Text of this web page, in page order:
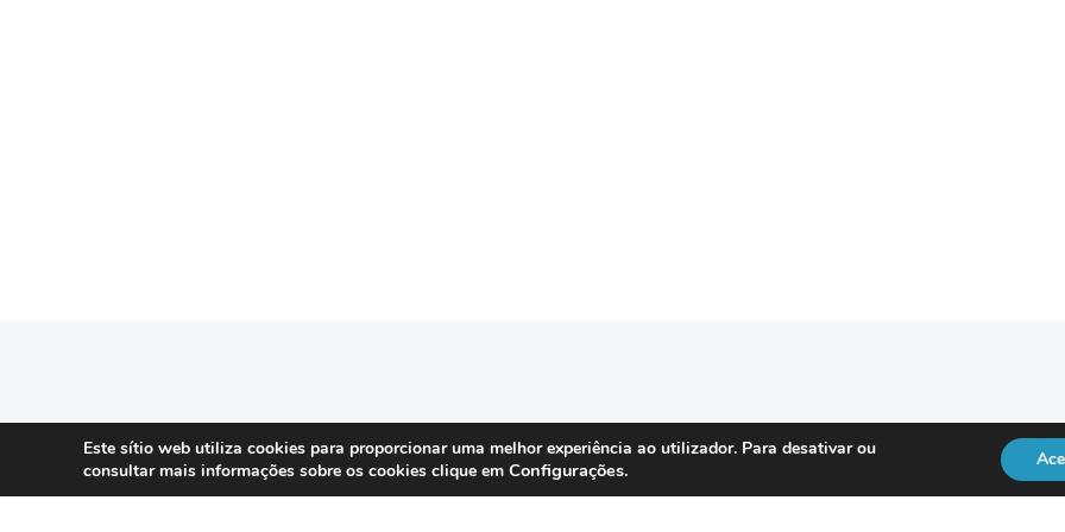
SERVIÇOS REGULAÇÃO
Este sítio web utiliza cookies para proporcionar uma melhor experiência ao utilizador. Para desativar ou
consultar mais informações sobre os cookies clique em Configurações.